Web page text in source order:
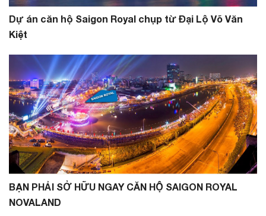
Dự án căn hộ Saigon Royal chụp từ Đại Lộ Võ Văn
Kiệt
BẠN PHẢI SỞ HỮU NGAY CĂN HỘ SAIGON ROYAL
NOVALAND